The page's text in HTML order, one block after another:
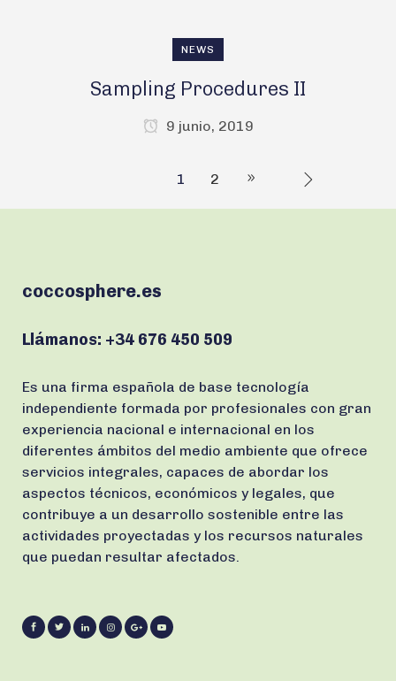
NEWS
Sampling Procedures II
9 junio, 2019
1 2
coccosphere.es
Llámanos: +34 676 450 509
Es una firma española de base tecnología
independiente formada por profesionales con gran
experiencia nacional e internacional en los
diferentes ámbitos del medio ambiente que ofrece
servicios integrales, capaces de abordar los
aspectos técnicos, económicos y legales, que
contribuye a un desarrollo sostenible entre las
actividades proyectadas y los recursos naturales
que puedan resultar afectados.